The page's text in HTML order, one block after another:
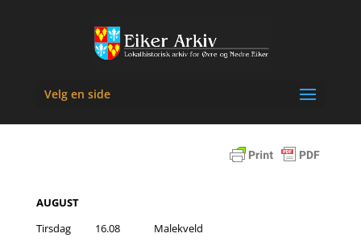
Velg en side
AUGUST
Tirsdag 16.08 Malekveld